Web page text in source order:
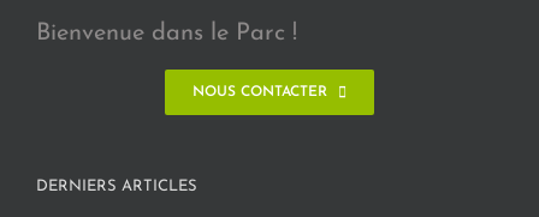
Bienvenue dans le Parc !
NOUS CONTACTER
DERNIERS ARTICLES